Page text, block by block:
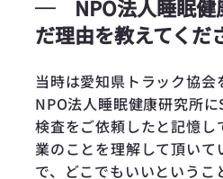
─ NPO法人睡眠
だ理由を教えてくだ
当時は愛知県トラック協会
NPO法人睡眠健康研究所
検査をご依頼したと記憶し
業のことを理解して頂いて
で、どこでもいいというこ